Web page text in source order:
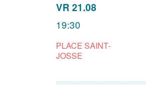
VR 21.08
19:30
PLACE SAINT-
JOSSE